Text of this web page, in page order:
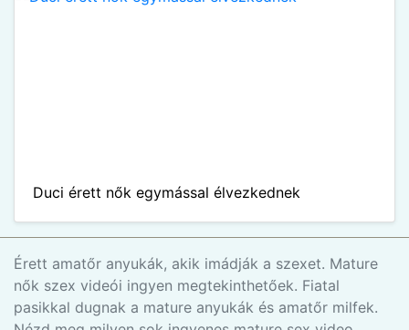
Duci érett nők egymással élvezkednek
Érett amatőr anyukák, akik imádják a szexet. Mature
nők szex videói ingyen megtekinthetőek. Fiatal
pasikkal dugnak a mature anyukák és amatőr milfek.